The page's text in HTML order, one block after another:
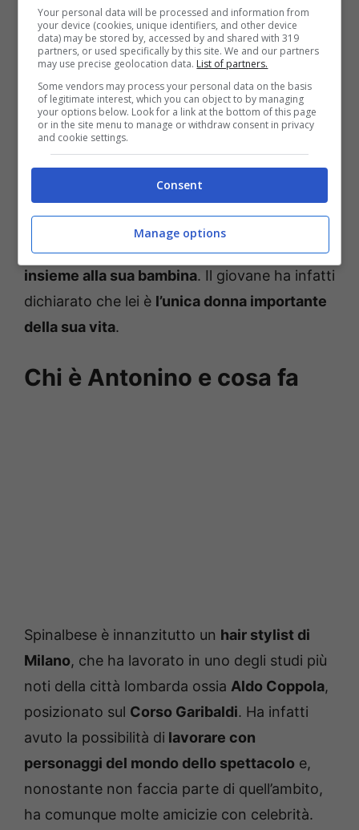
Attivissimo sui social, l’ex di Belen pubblica
infatti spesso scatti chelo ritraggono
insieme alla sua bambina. Il giovane ha infatti
dichiarato che lei è l’unica donna importante
della sua vita.
Chi è Antonino e cosa fa
Spinalbese è innanzitutto un hair stylist di
Milano, che ha lavorato in uno degli studi più
noti della città lombarda ossia Aldo Coppola,
posizionato sul Corso Garibaldi. Ha infatti
avuto la possibilità di lavorare con
personaggi del mondo dello spettacolo e,
nonostante non faccia parte di quell’ambito,
ha comunque molte amicizie con celebrità.
Your personal data will be processed and information from
your device (cookies, unique identifiers, and other device
data) may be stored by, accessed by and shared with 319
partners, or used specifically by this site. We and our partners
may use precise geolocation data. List of partners.
Some vendors may process your personal data on the basis
of legitimate interest, which you can object to by managing
your options below. Look for a link at the bottom of this page
or in the site menu to manage or withdraw consent in privacy
and cookie settings.
Consent
Manage options